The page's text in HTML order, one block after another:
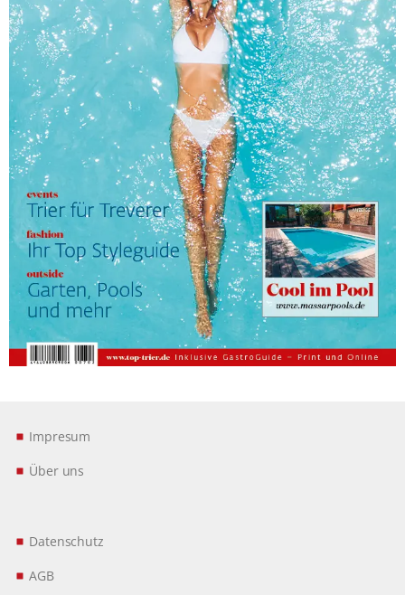
Impresum
Über uns
Datenschutz
AGB